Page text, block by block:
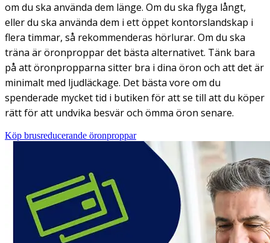
om du ska använda dem länge. Om du ska flyga långt,
eller du ska använda dem i ett öppet kontorslandskap i
flera timmar, så rekommenderas hörlurar. Om du ska
träna är öronproppar det bästa alternativet. Tänk bara
på att öronpropparna sitter bra i dina öron och att det är
minimalt med ljudläckage. Det bästa vore om du
spenderade mycket tid i butiken för att se till att du köper
rätt för att undvika besvär och ömma öron senare.
Köp brusreducerande öronproppar